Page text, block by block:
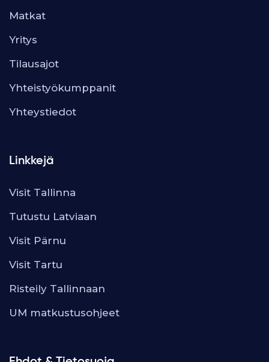
Matkat
Yritys
Tilausajot
Yhteistyökumppanit
Yhteystiedot
Linkkejä
Visit Tallinna
Tutustu Latviaan
Visit Pärnu
Visit Tartu
Risteily Tallinnaan
UM matkustusohjeet